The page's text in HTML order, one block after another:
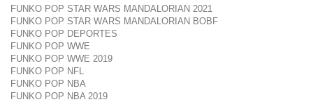
FUNKO POP STAR WARS MANDALORIAN 2021
FUNKO POP STAR WARS MANDALORIAN BOBF
FUNKO POP DEPORTES
FUNKO POP WWE
FUNKO POP WWE 2019
FUNKO POP NFL
FUNKO POP NBA
FUNKO POP NBA 2019